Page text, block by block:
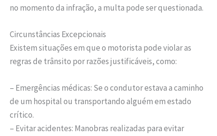
no momento da infração, a multa pode ser questionada.
Circunstâncias Excepcionais
Existem situações em que o motorista pode violar as
regras de trânsito por razões justificáveis, como:
– Emergências médicas: Se o condutor estava a caminho
de um hospital ou transportando alguém em estado
crítico.
– Evitar acidentes: Manobras realizadas para evitar